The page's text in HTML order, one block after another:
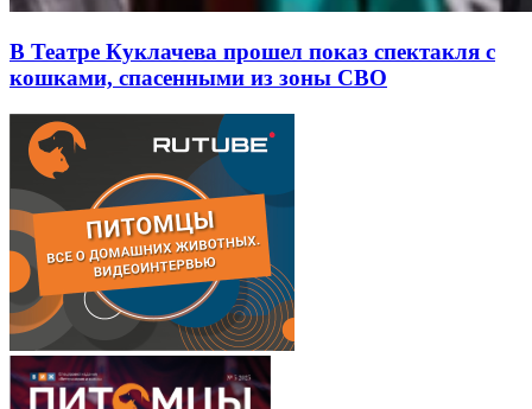
В Театре Куклачева прошел показ спектакля с
кошками, спасенными из зоны СВО